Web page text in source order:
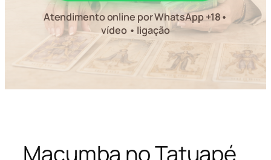
Atendimento online por WhatsApp +18•
vídeo • ligação
Macumba no Tatuapé